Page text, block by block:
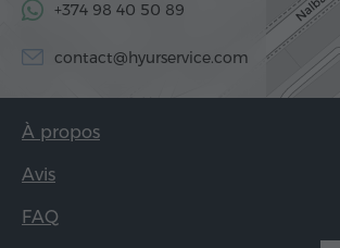
+374 98 40 50 89
contact@hyurservice.com
À propos
Avis
FAQ